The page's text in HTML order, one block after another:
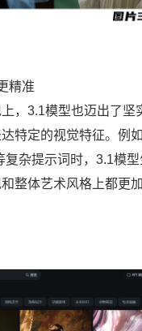
精准
，3.1模型也迈出了坚
特定的视觉特征。例
复杂提示词时，3.1模
整体艺术风格上都更